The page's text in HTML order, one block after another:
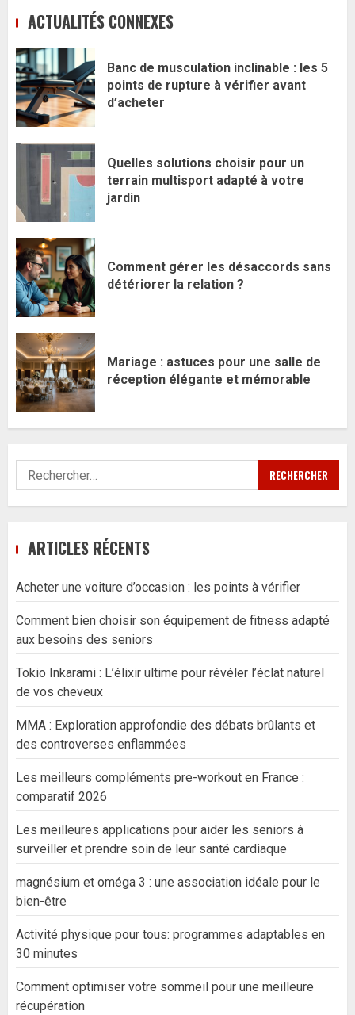
ACTUALITÉS CONNEXES
Banc de musculation inclinable : les 5
points de rupture à vérifier avant
d’acheter
Quelles solutions choisir pour un
terrain multisport adapté à votre
jardin
Comment gérer les désaccords sans
détériorer la relation ?
Mariage : astuces pour une salle de
réception élégante et mémorable
Rechercher :
ARTICLES RÉCENTS
Acheter une voiture d’occasion : les points à vérifier
Comment bien choisir son équipement de fitness adapté
aux besoins des seniors
Tokio Inkarami : L’élixir ultime pour révéler l’éclat naturel
de vos cheveux
MMA : Exploration approfondie des débats brûlants et
des controverses enflammées
Les meilleurs compléments pre-workout en France :
comparatif 2026
Les meilleures applications pour aider les seniors à
surveiller et prendre soin de leur santé cardiaque
magnésium et oméga 3 : une association idéale pour le
bien-être
Activité physique pour tous: programmes adaptables en
30 minutes
Comment optimiser votre sommeil pour une meilleure
récupération